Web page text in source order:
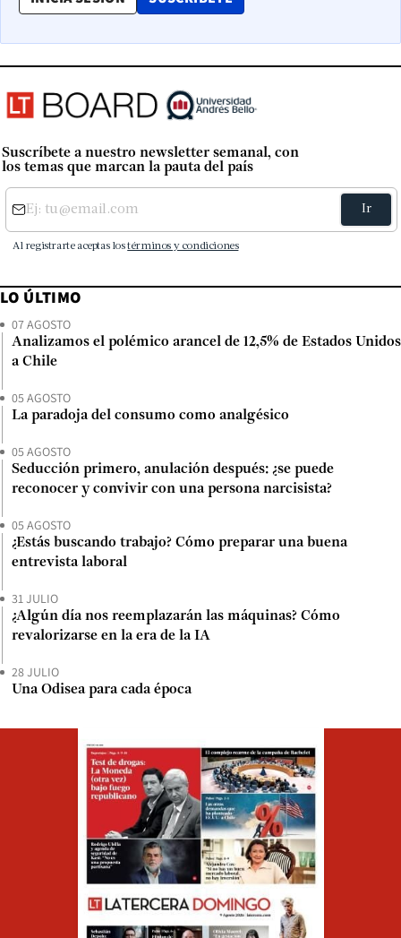
Suscríbete a nuestro newsletter semanal, con
los temas que marcan la pauta del país
LO ÚLTIMO
07 AGOSTO
Analizamos el polémico arancel de 12,5% de Estados Unidos
a Chile
05 AGOSTO
La paradoja del consumo como analgésico
05 AGOSTO
Seducción primero, anulación después: ¿se puede
reconocer y convivir con una persona narcisista?
05 AGOSTO
¿Estás buscando trabajo? Cómo preparar una buena
entrevista laboral
31 JULIO
¿Algún día nos reemplazarán las máquinas? Cómo
revalorizarse en la era de la IA
28 JULIO
Una Odisea para cada época